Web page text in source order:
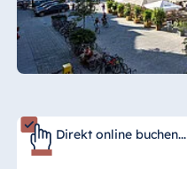
Direkt online buchen...